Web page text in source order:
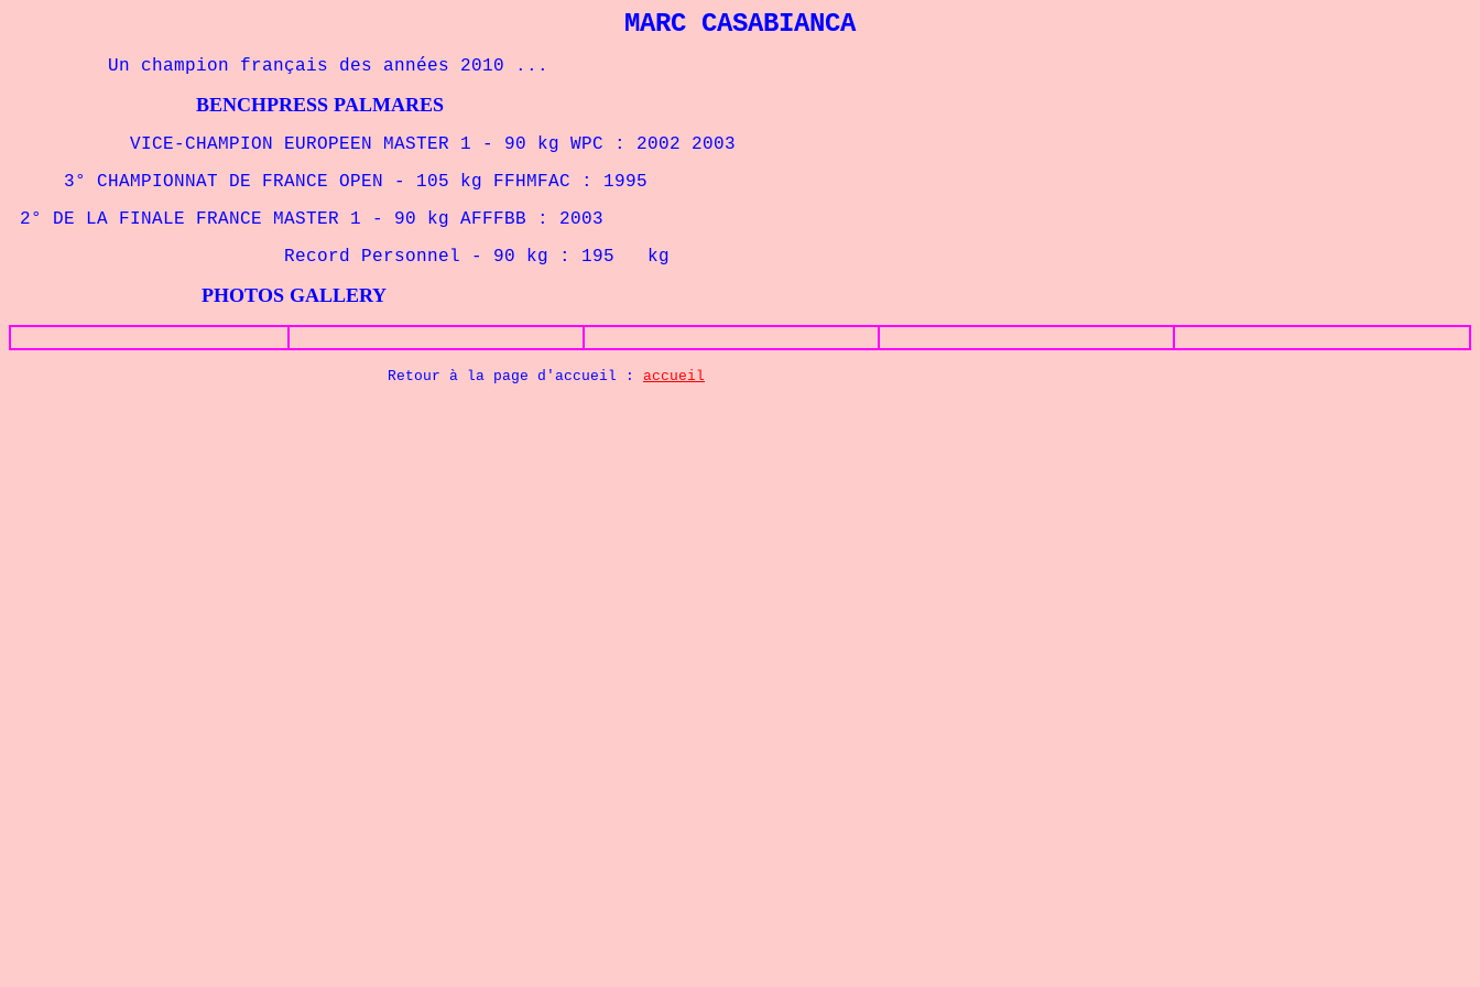
MARC CASABIANCA
Un champion français des années 2010 ...
BENCHPRESS PALMARES
VICE-CHAMPION EUROPEEN MASTER 1 - 90 kg WPC : 2002 2003
3° CHAMPIONNAT DE FRANCE OPEN - 105 kg FFHMFAC : 1995
2° DE LA FINALE FRANCE MASTER 1 - 90 kg AFFFBB : 2003
Record Personnel - 90 kg : 195 kg
PHOTOS GALLERY
Retour à la page d'accueil : accueil